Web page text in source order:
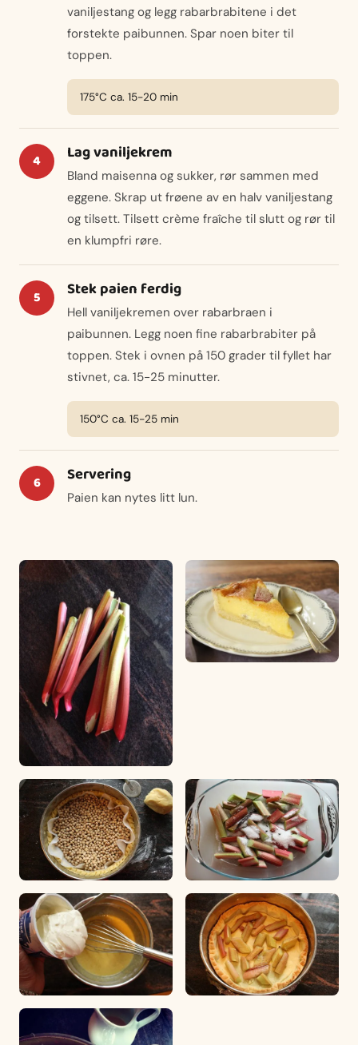
vaniljestang og legg rabarbrabitene i det
forstekte paibunnen. Spar noen biter til
toppen.
175°C ca. 15-20 min
Lag vaniljekrem
Bland maisenna og sukker, rør sammen med
eggene. Skrap ut frøene av en halv vaniljestang
og tilsett. Tilsett crème fraîche til slutt og rør til
en klumpfri røre.
Stek paien ferdig
Hell vaniljekremen over rabarbraen i
paibunnen. Legg noen fine rabarbrabiter på
toppen. Stek i ovnen på 150 grader til fyllet har
stivnet, ca. 15-25 minutter.
150°C ca. 15-25 min
Servering
Paien kan nytes litt lun.